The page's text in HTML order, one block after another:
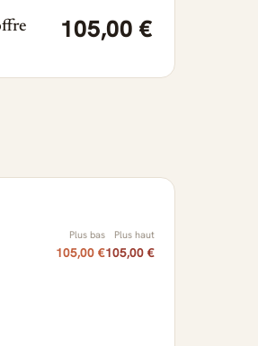
105,00 €
Plus bas
105,00 €
Plus haut
105,00 €